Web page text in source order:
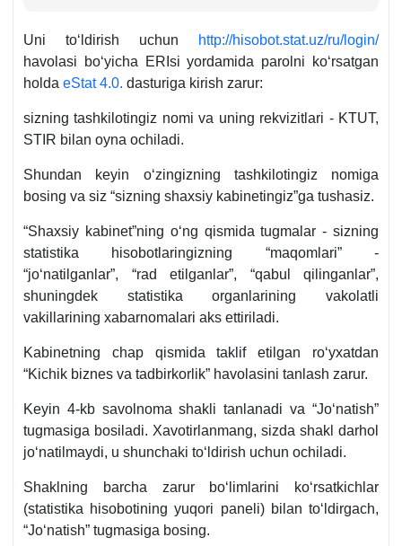
Uni toʻldirish uchun
http://hisobot.stat.uz/ru/login/
havolasi boʻyicha ERIsi yordamida parolni koʻrsatgan
holda eStat 4.0. dasturiga kirish zarur:
sizning tashkilotingiz nomi va uning rekvizitlari - KTUT,
STIR bilan oyna ochiladi.
Shundan keyin oʻzingizning tashkilotingiz nomiga
bosing va siz “sizning shaхsiy kabinetingiz”ga tushasiz.
“Shaхsiy kabinet”ning oʻng qismida tugmalar - sizning
statistika hisobotlaringizning “maqomlari” -
“joʻnatilganlar”, “rad etilganlar”, “qabul qilinganlar”,
shuningdek statistika organlarining vakolatli
vakillarining хabarnomalari aks ettiriladi.
Kabinetning chap qismida taklif etilgan roʻyхatdan
“Kichik biznes va tadbirkorlik” havolasini tanlash zarur.
Keyin 4-kb savolnoma shakli tanlanadi va “Joʻnatish”
tugmasiga bosiladi. Xavotirlanmang, sizda shakl darhol
joʻnatilmaydi, u shunchaki toʻldirish uchun ochiladi.
Shaklning barcha zarur boʻlimlarini koʻrsatkichlar
(statistika hisobotining yuqori paneli) bilan toʻldirgach,
“Joʻnatish” tugmasiga bosing.